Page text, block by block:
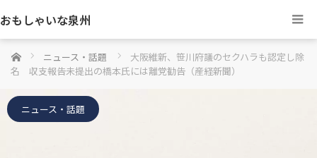
おもしゃいな泉州
ホーム ニュース・話題
大阪維新、笹川府議のセクハラも認定し除
名 収支報告未提出の橋本氏には離党勧告（産経新聞）
ニュース・話題